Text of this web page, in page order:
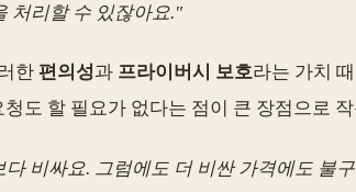
처리할 수 있잖아요."
한 편의성과 프라이버시 보호라는 가치
도 할 필요가 없다는 점이 큰 장점으로
비싸요. 그럼에도 더 비싼 가격에도 불